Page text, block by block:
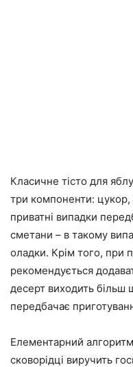
Класичне тісто для
три компоненти:
приватні випадки
сметани – в такому
оладки. Крім того, при
рекомендується
десерт виходить більш
передбачає
Елементарний алгоритм
сковорідці виручить